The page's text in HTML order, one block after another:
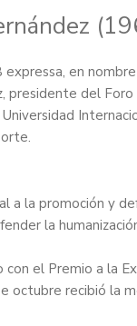
expressa, en
presidente del
a la promoción y
la
con el Premio a la
octubre recibió la